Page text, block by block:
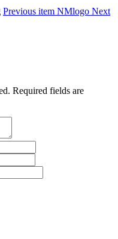
Previous item NMlogo Next
Required fields are